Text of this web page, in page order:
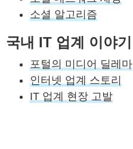
소셜 알고리즘
국내 IT 업계 이야기
포털의 미디어 딜레마
인터넷 업계 스토리
IT 업계 현장 고발